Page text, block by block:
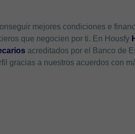
mejores condiciones e
que negocien por ti. En Housfy
acreditados por el Banco de
gracias a nuestros acuerdos con